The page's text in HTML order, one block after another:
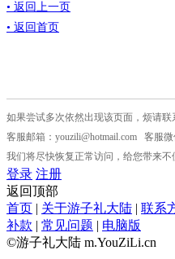
• 返回上一页
• 返回首页
如果尝试多次依然出现该页面，烦请联
客服邮箱： youzili@hotmail.com 客服微
我们将尽快恢复正常访问，给您带来不
登录 注册
返回顶部
首页 | 关于游子礼大陆 | 联系
补款 | 常见问题 | 电脑版
©游子礼大陆 m.YouZiLi.cn